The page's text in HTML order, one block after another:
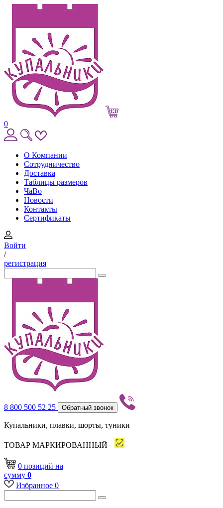
0
О Компании
Сотрудничество
Доставка
Таблицы размеров
ЧаВо
Новости
Контакты
Сертификаты
Войти
/
регистрация
8 800 500 52 25 Обратный звонок
Купальники, плавки, шорты, туники
ТОВАР МАРКИРОВАННЫЙ
0 позиций на
сумму 0
Избранное 0